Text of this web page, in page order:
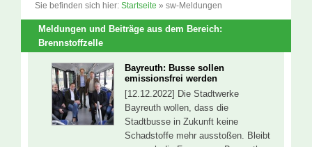
Sie befinden sich hier: Startseite » sw-Meldungen
Meldungen und Beiträge aus dem Bereich:
Brennstoffzelle
Bayreuth: Busse sollen
emissionsfrei werden
[12.12.2022] Die Stadtwerke
Bayreuth wollen, dass die
Stadtbusse in Zukunft keine
Schadstoffe mehr ausstoßen. Bleibt